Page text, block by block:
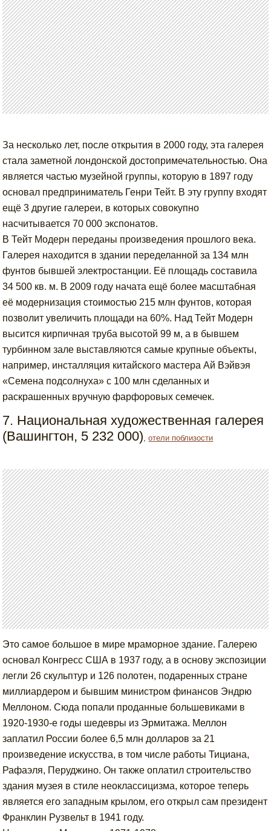
За несколько лет, после открытия в 2000 году, эта галерея
стала заметной лондонской достопримечательностью. Она
является частью музейной группы, которую в 1897 году
основал предприниматель Генри Тейт. В эту группу входят
ещё 3 другие галереи, в которых совокупно
насчитывается 70 000 экспонатов.
В Тейт Модерн переданы произведения прошлого века.
Галерея находится в здании переделанной за 134 млн
фунтов бывшей электростанции. Её площадь составила
34 500 кв. м. В 2009 году начата ещё более масштабная
её модернизация стоимостью 215 млн фунтов, которая
позволит увеличить площади на 60%. Над Тейт Модерн
высится кирпичная труба высотой 99 м, а в бывшем
турбинном зале выставляются самые крупные объекты,
например, инсталляция китайского мастера Ай Вэйвэя
«Семена подсолнуха» с 100 млн сделанных и
раскрашенных вручную фарфоровых семечек.
7. Национальная художественная галерея
(Вашингтон, 5 232 000),отели поблизости
Это самое большое в мире мраморное здание. Галерею
основал Конгресс США в 1937 году, а в основу экспозиции
легли 26 скульптур и 126 полотен, подаренных стране
миллиардером и бывшим министром финансов Эндрю
Меллоном. Сюда попали проданные большевиками в
1920-1930-е годы шедевры из Эрмитажа. Меллон
заплатил России более 6,5 млн долларов за 21
произведение искусства, в том числе работы Тициана,
Рафаэля, Перуджино. Он также оплатил строительство
здания музея в стиле неоклассицизма, которое теперь
является его западным крылом, его открыл сам президент
Франклин Рузвельт в 1941 году.